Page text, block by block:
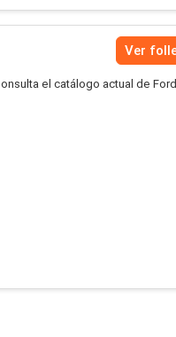
Ver
el catálogo actual de